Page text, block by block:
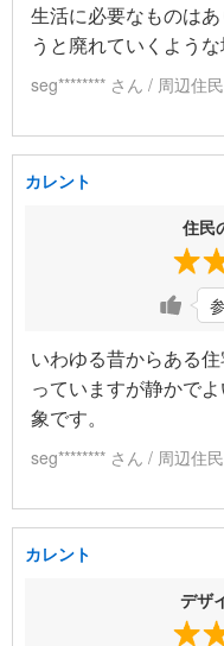
生活に必要なものは
うと廃れていくよう
seg******** さん / 周辺住
カレント
住民
いわゆる昔からある
っていますが静かで
象です。
seg******** さん / 周辺住
カレント
デザ